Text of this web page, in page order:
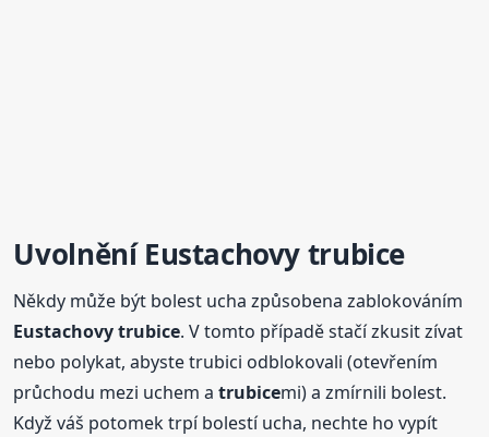
UvolněníEustachovytrubice
Někdy může být bolest ucha způsobena zablokováním
Eustachovy trubice. V tomto případě stačí zkusit zívat
nebo polykat, abyste trubici odblokovali (otevřením
průchodu mezi uchem atrubicemi) a zmírnili bolest.
Když váš potomek trpí bolestí ucha, nechte ho vypít